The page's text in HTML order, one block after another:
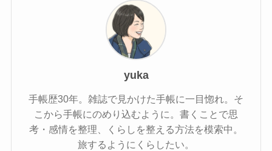
yuka
手帳歴30年。雑誌で見かけた手帳に一目惚れ。そ
こから手帳にのめり込むように。書くことで思
考・感情を整理、くらしを整える方法を模索中。
旅するようにくらしたい。